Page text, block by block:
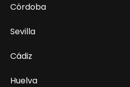
Córdoba
Sevilla
Cádiz
Huelva